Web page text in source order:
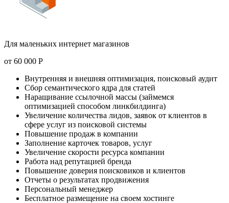
Для маленьких интернет магазинов
от 60 000 Р
Внутренняя и внешняя оптимизация, поисковый аудит
Сбор семантического ядра для статей
Наращивание ссылочной массы (займемся
оптимизацией способом линкбилдинга)
Увеличение количества лидов, заявок от клиентов в
сфере услуг из поисковой системы
Повышение продаж в компании
Заполнение карточек товаров, услуг
Увеличение скорости ресурса компании
Работа над репутацией бренда
Повышение доверия поисковиков и клиентов
Отчеты о результатах продвижения
Персональный менеджер
Бесплатное размещение на своем хостинге